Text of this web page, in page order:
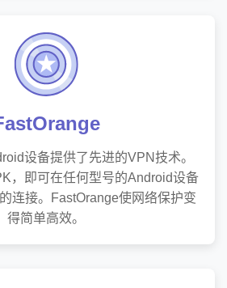
设备提供了先进的VPN技术。
，即可在任何型号的Android设备
连接。FastOrange使网络保护变
得简单高效。